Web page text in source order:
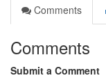
Comments
Comments
Submit a Comment